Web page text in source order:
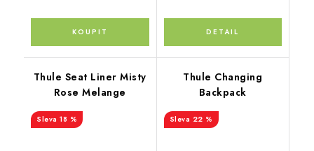
Thule Seat Liner Misty
Rose Melange
18 %
Thule Changing
Backpack
22 %